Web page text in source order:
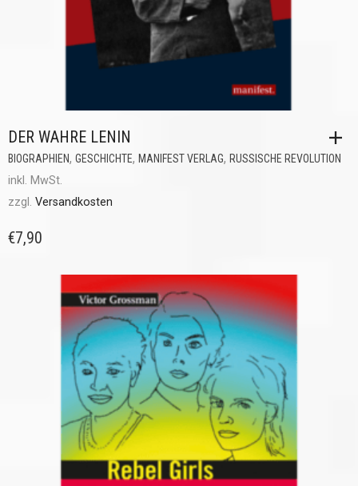
DER WAHRE LENIN
BIOGRAPHIEN, GESCHICHTE, MANIFEST VERLAG, RUSSISCHE REVOLUTION
inkl. MwSt.
zzgl. Versandkosten
€7,90